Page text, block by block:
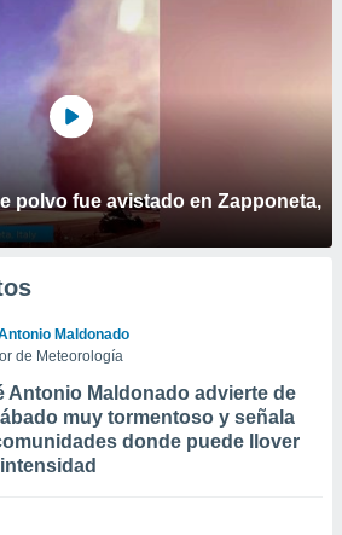
polvo fue avistado en Zapponeta,
Maldonado
de Meteorología
Antonio Maldonado advierte de
muy tormentoso y señala
donde puede llover